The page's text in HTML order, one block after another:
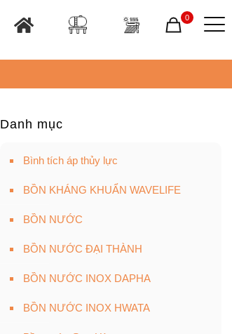
0
Danh mục
Bình tích áp thủy lực
BỒN KHÁNG KHUẨN WAVELIFE
BỒN NƯỚC
BỒN NƯỚC ĐẠI THÀNH
BỒN NƯỚC INOX DAPHA
BỒN NƯỚC INOX HWATA